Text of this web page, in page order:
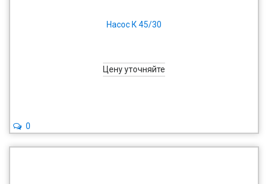
Насос К 45/30
Цену уточняйте
0